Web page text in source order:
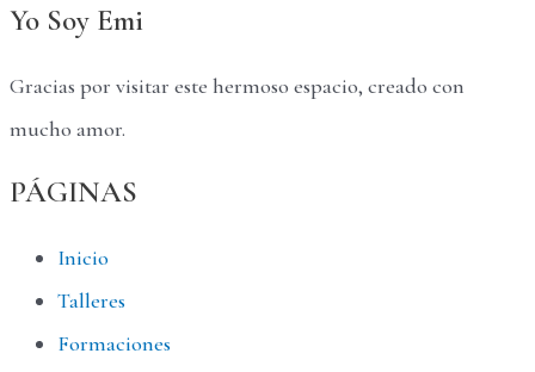
Yo Soy Emi
Gracias por visitar este hermoso espacio, creado con
mucho amor.
PÁGINAS
Inicio
Talleres
Formaciones